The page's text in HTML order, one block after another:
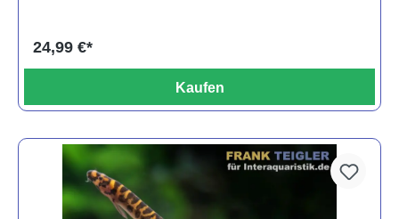
24,99 €*
Kaufen